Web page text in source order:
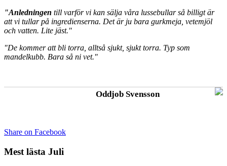
"Anledningen till varför vi kan sälja våra lussebullar så billigt är
att vi tullar på ingredienserna. Det är ju bara gurkmeja, vetemjöl
och vatten. Lite jäst."
"De kommer att bli torra, alltså sjukt, sjukt torra. Typ som
mandelkubb. Bara så ni vet."
Oddjob Svensson
Share on Facebook
Mest lästa Juli